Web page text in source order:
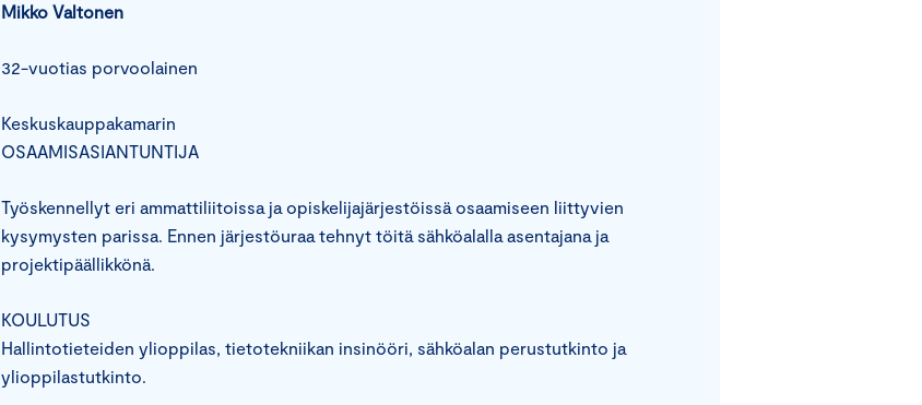
Mikko Valtonen
32-vuotias porvoolainen
Keskuskauppakamarin
OSAAMISASIANTUNTIJA
Työskennellyt eri ammattiliitoissa ja opiskelijajärjestöissä osaamiseen liittyvien
kysymysten parissa. Ennen järjestöuraa tehnyt töitä sähköalalla asentajana ja
projektipäällikkönä.
KOULUTUS
Hallintotieteiden ylioppilas, tietotekniikan insinööri, sähköalan perustutkinto ja
ylioppilastutkinto.